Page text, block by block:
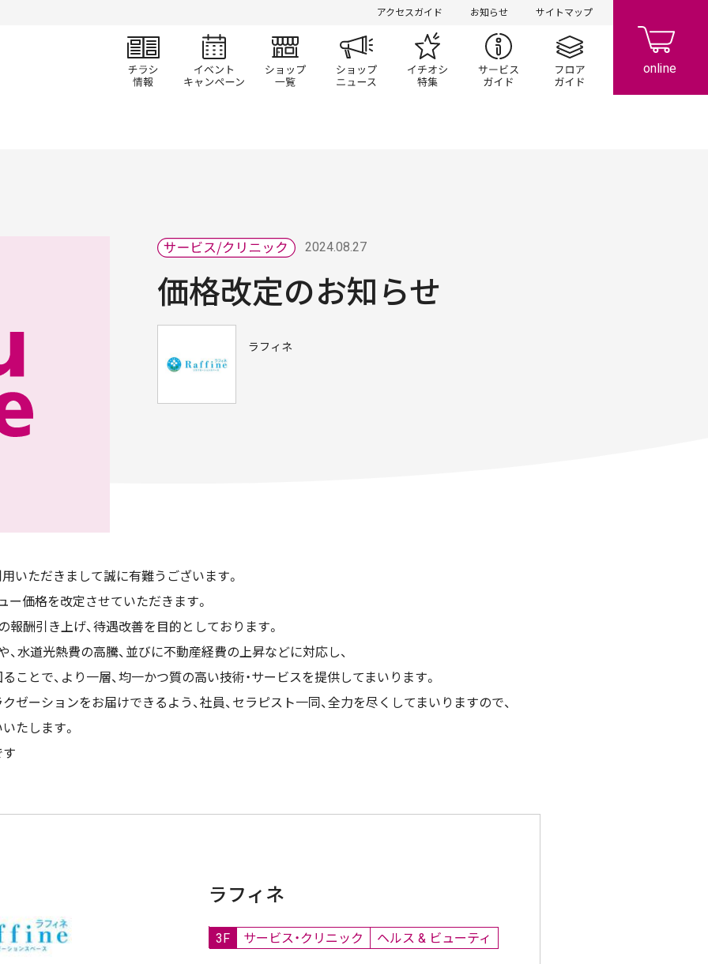
アクセスガイド お知らせ サイトマップ
チラシ情報 イベント/キャンペーン
ショップ一覧 ショップニュースイチオシ特集 サービスガイドフロアガイド
2024.08.27
価格改定のお知らせ
ラフィネ
いただきまして誠に有難うございます。
ー価格を改定させていただきます。
報酬引き上げ、待遇改善を目的としております。
水道光熱費の高騰、並びに不動産経費の上昇などに対応し、
ことで、より一層、均一かつ質の高い技術・サービスを提供してまいります。
ゼーションをお届けできるよう、社員、セラピスト一同、全力を尽くしてまいりますので、
たします。
ラフィネ
3F サービス・クリニック ヘルス & ビューティ